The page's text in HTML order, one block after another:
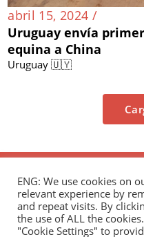
abril 15, 2024 /
Uruguay envía
equina a China
Uruguay 🇺🇾
ENG: We use cookies on
relevant experience by
and repeat visits. By
the use of ALL the
"Cookie Settings" to